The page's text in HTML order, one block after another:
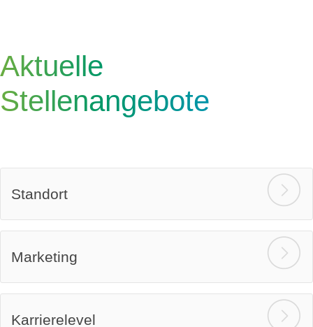
Aktuelle
Stellenangebote
Standort
Marketing
Karrierelevel